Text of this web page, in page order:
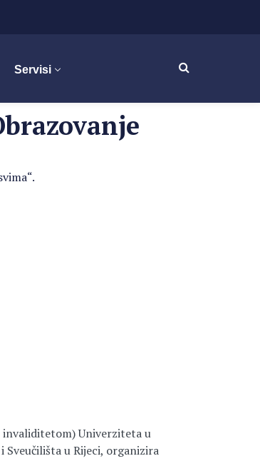
Servisi
invaliditetom) Univerziteta u
Sveučilišta u Rijeci, organizira